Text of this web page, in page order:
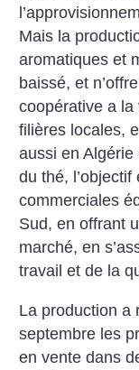
Mais la
aromatiques et
baissé, et
coopérative a
filières locales,
aussi en
du thé, l’objectif
commerciales
Sud, en offrant
marché, en
travail et de la
La production a
septembre les
en vente dans